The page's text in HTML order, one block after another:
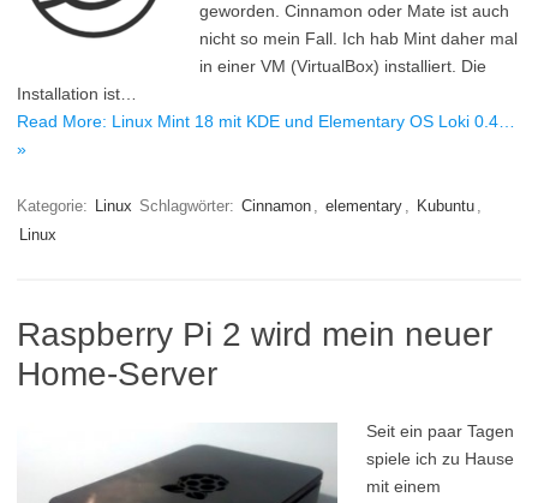
geworden. Cinnamon oder Mate ist auch
nicht so mein Fall. Ich hab Mint daher mal
in einer VM (VirtualBox) installiert. Die
Installation ist…
Read More: Linux Mint 18 mit KDE und Elementary OS Loki 0.4…
»
Kategorie: Linux Schlagwörter: Cinnamon , elementary , Kubuntu ,
Linux
Raspberry Pi 2 wird mein neuer
Home-Server
Seit ein paar Tagen
spiele ich zu Hause
mit einem